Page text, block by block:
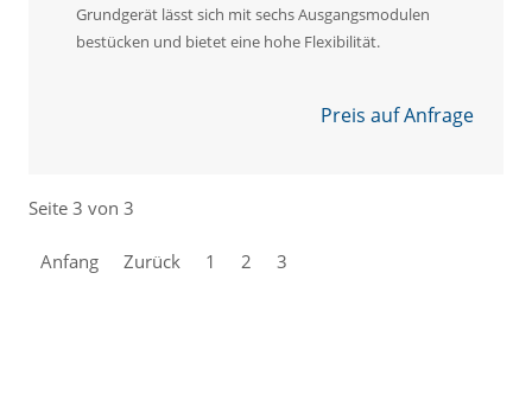
Grundgerät lässt sich mit sechs Ausgangsmodulen
bestücken und bietet eine hohe Flexibilität.
Preis auf Anfrage
Seite 3 von 3
Anfang Zurück 1 2 3